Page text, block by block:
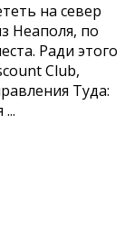
на север
Неаполя, по
Ради этого
Club,
Туда: